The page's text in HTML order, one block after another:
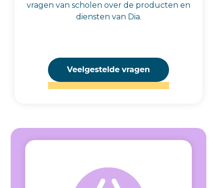
vragen van scholen over de producten en
diensten van Dia.